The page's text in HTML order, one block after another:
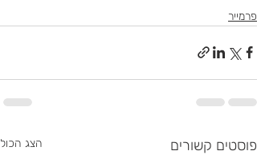
פרמייר
פוסטים קשורים הצג הכול